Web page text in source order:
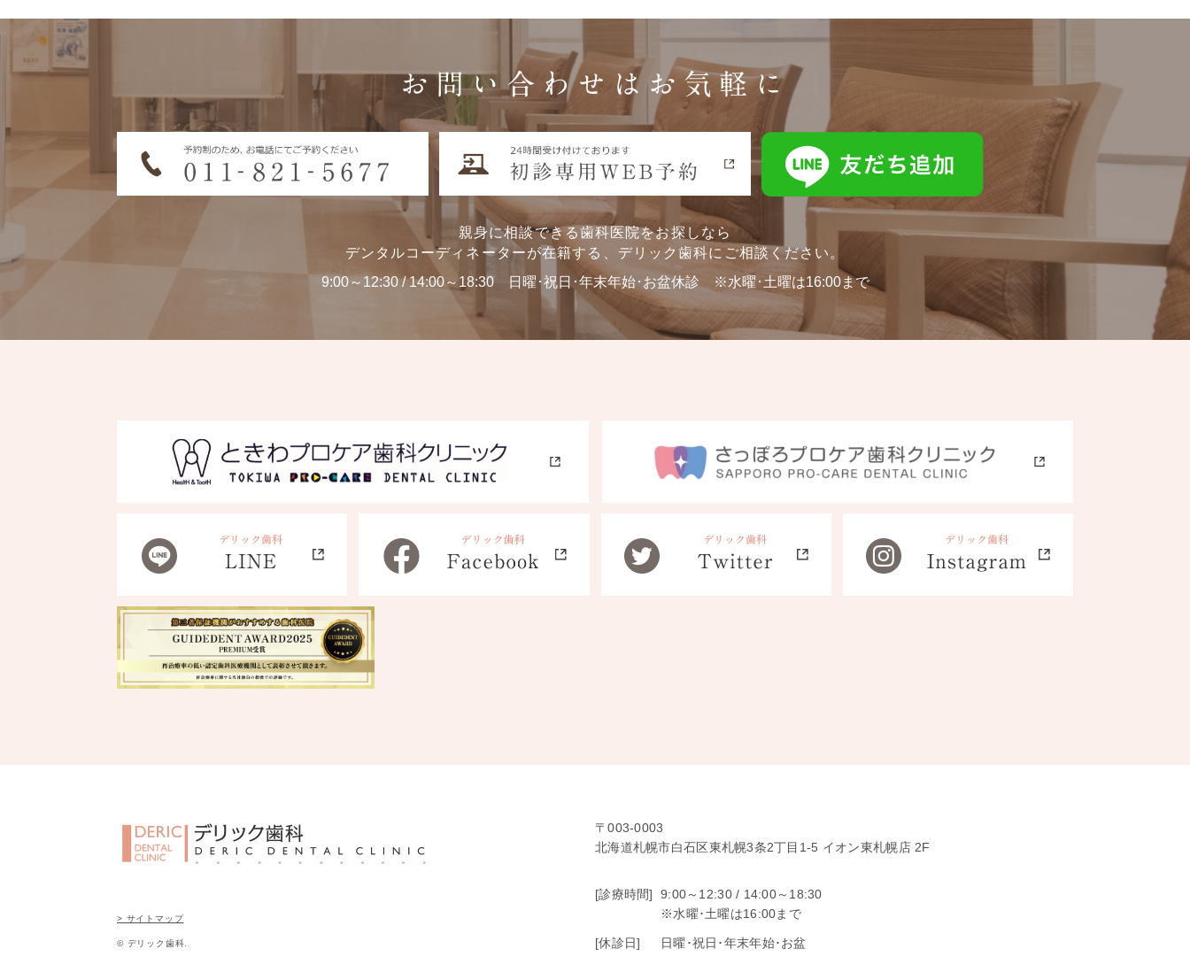
お問い合わせはお気軽に
親身に相談できる歯科医院をお探しなら
デンタルコーディネーターが在籍する、 デリック歯科にご相談ください。
9:00～12:30 / 14:00～18:30
日曜･祝日･年末年始･お盆休診 ※水曜･土曜は16:00まで
〒003-0003
北海道札幌市白石区東札幌3条2丁目1-5 イオン東札幌店 2F
[診療時間] 9:00～12:30 / 14:00～18:30
※水曜･土曜は16:00まで
[休診日] 日曜･祝日･年末年始･お盆
> サイトマップ
© デリック歯科.